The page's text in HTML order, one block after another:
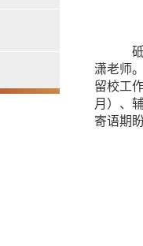
潇老师
留校工
月）、
寄语期